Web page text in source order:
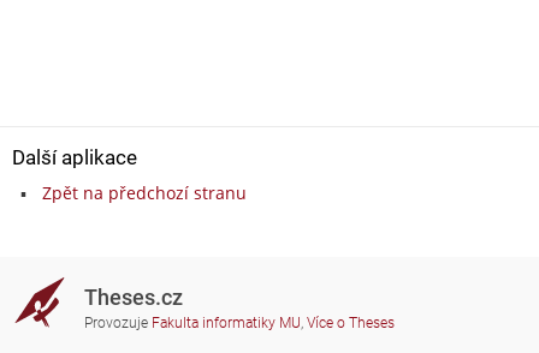
Další aplikace
Zpět na předchozí stranu
Theses.cz
Provozuje Fakulta informatiky MU, Více o Theses